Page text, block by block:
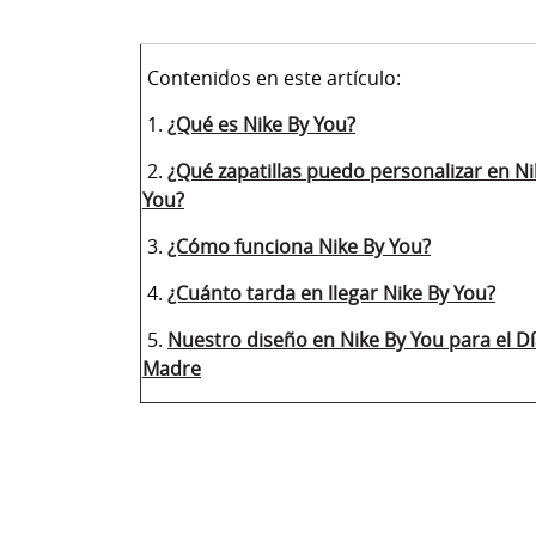
Contenidos en este artículo:
1. ¿Qué es Nike By You?
2. ¿Qué zapatillas puedo personalizar en
You?
3. ¿Cómo funciona Nike By You?
4. ¿Cuánto tarda en llegar Nike By You?
5. Nuestro diseño en Nike By You para el
Madre